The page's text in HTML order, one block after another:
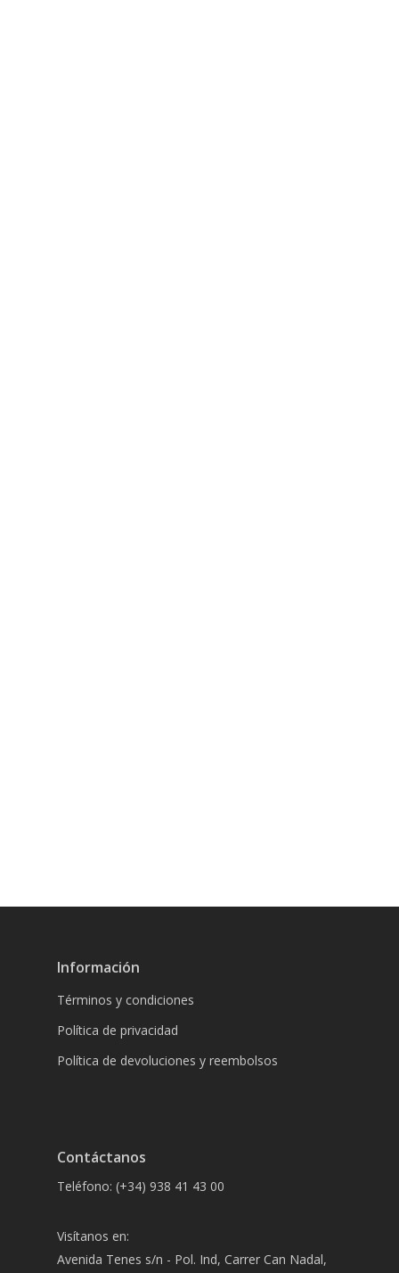
Información
Términos y condiciones
Política de privacidad
Política de devoluciones y reembolsos
Contáctanos
Teléfono: (+34) 938 41 43 00
Visítanos en:
Avenida Tenes s/n - Pol. Ind, Carrer Can Nadal,